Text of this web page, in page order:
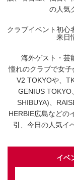
の人気
クラブイベント初心
来日
海外ゲスト・芸
憧れのクラブで女子
V2 TOKYOや、
GENIUS
SHIBUYA)、
HERBIE広島などの
引、今日の人気イ
イベ